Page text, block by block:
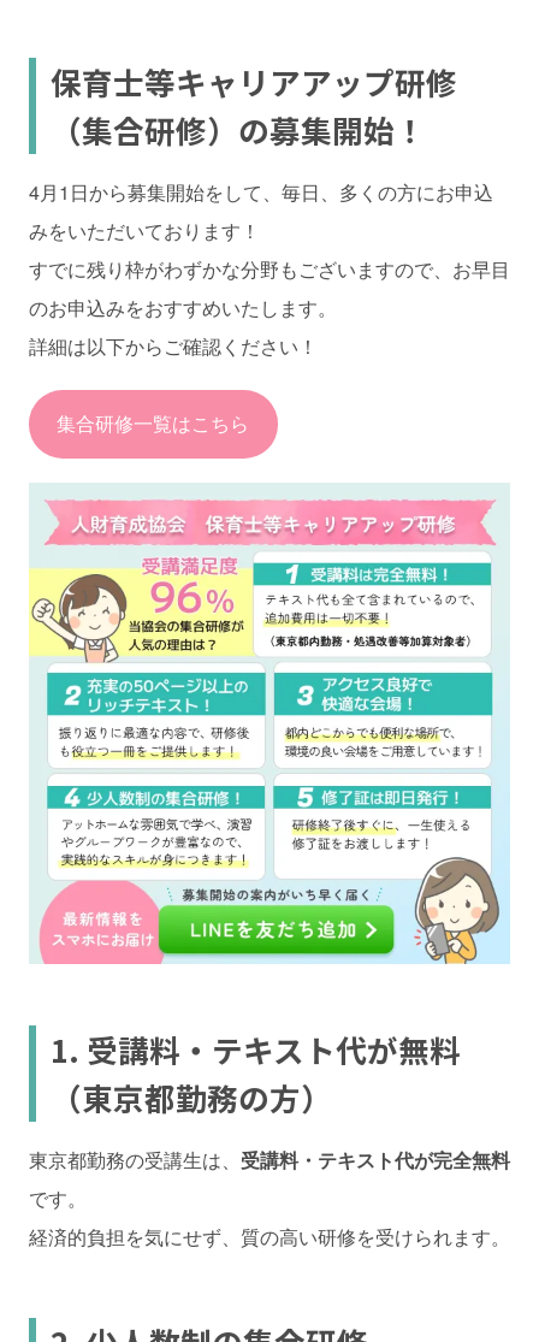
保育士等キャリアアップ研修
（集合研修）の募集開始！
4月1日から募集開始をして、毎日、多くの方にお申込
みをいただいております！
すでに残り枠がわずかな分野もございますので、お早目
のお申込みをおすすめいたします。
詳細は以下からご確認ください！
集合研修一覧はこちら
1. 受講料・テキスト代が無料
（東京都勤務の方）
東京都勤務の受講生は、 受講料・テキスト代が完全無料
です。
経済的負担を気にせず、質の高い研修を受けられます。